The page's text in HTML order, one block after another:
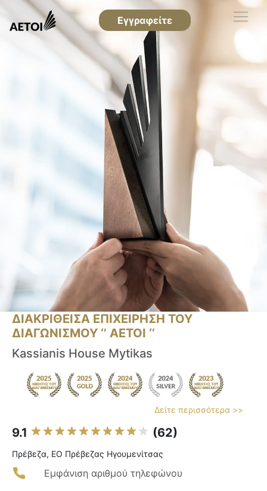
Εγγραφείτε
ΔΙΑΚΡΙΘΕΙΣΑ ΕΠΙΧΕΙΡΗΣΗ ΤΟΥ
ΔΙΑΓΩΝΙΣΜΟΥ ‘’ ΑΕΤΟΙ ‘’
Kassianis House Mytikas
Δείτε περισσότερα >>
9.1 (62)
Πρέβεζα, ΕΟ Πρέβεζας Ηγουμενίτσας
Εμφάνιση αριθμού τηλεφώνου